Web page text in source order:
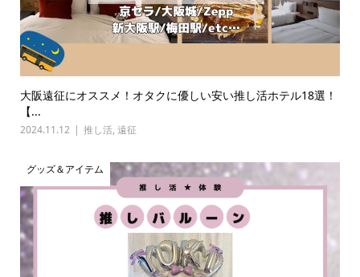
大阪遠征にオススメ！オタクに優しい安い推し活ホテル18選！
【...
2024.11.12 推し活, 遠征
グッズ＆アイテム